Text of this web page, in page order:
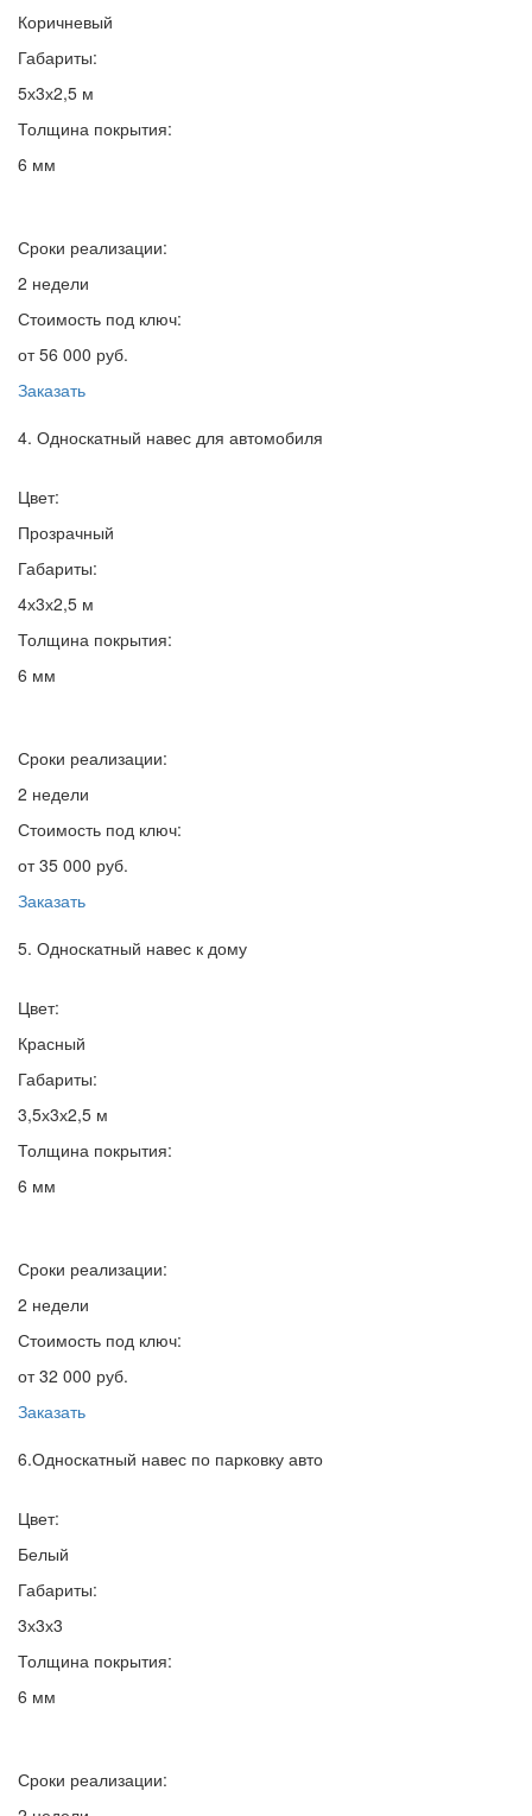
Коричневый
Габариты:
5х3х2,5 м
Толщина покрытия:
6 мм
Сроки реализации:
2 недели
Стоимость под ключ:
от 56 000 руб.
Заказать
4. Односкатный навес для автомобиля
Цвет:
Прозрачный
Габариты:
4х3х2,5 м
Толщина покрытия:
6 мм
Сроки реализации:
2 недели
Стоимость под ключ:
от 35 000 руб.
Заказать
5. Односкатный навес к дому
Цвет:
Красный
Габариты:
3,5х3х2,5 м
Толщина покрытия:
6 мм
Сроки реализации:
2 недели
Стоимость под ключ:
от 32 000 руб.
Заказать
6.Односкатный навес по парковку авто
Цвет:
Белый
Габариты:
3х3х3
Толщина покрытия:
6 мм
Сроки реализации: